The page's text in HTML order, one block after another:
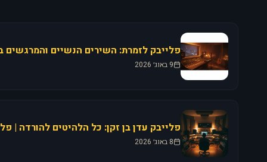
9 באוג׳ 2026
פלייבק עדן בן זקן: כל הלהיטים להורדה |
8 באוג׳ 2026